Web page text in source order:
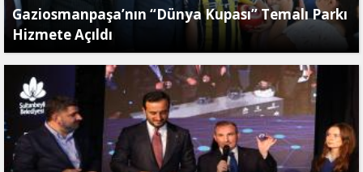
Gaziosmanpaşa’nın “Dünya Kupası” Temalı Parkı
Hizmete Açıldı